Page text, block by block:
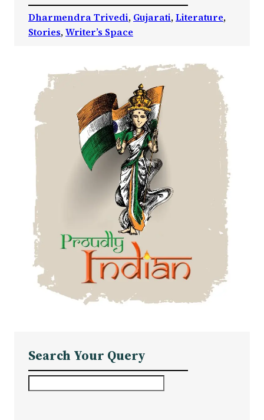
Dharmendra Trivedi, Gujarati, Literature
Stories, Writer’s Space
Search Your Query